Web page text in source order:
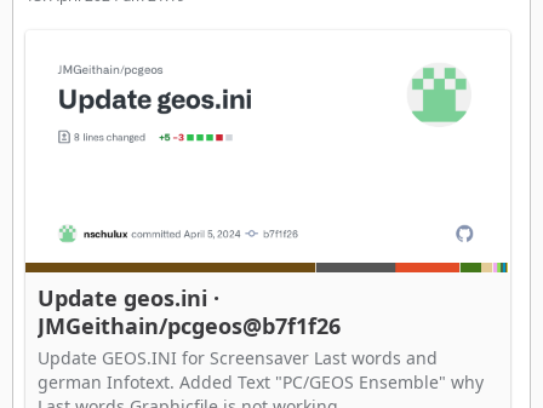
Update geos.ini ·
JMGeithain/pcgeos@b7f1f26
Update GEOS.INI for Screensaver Last words and
german Infotext. Added Text "PC/GEOS Ensemble" why